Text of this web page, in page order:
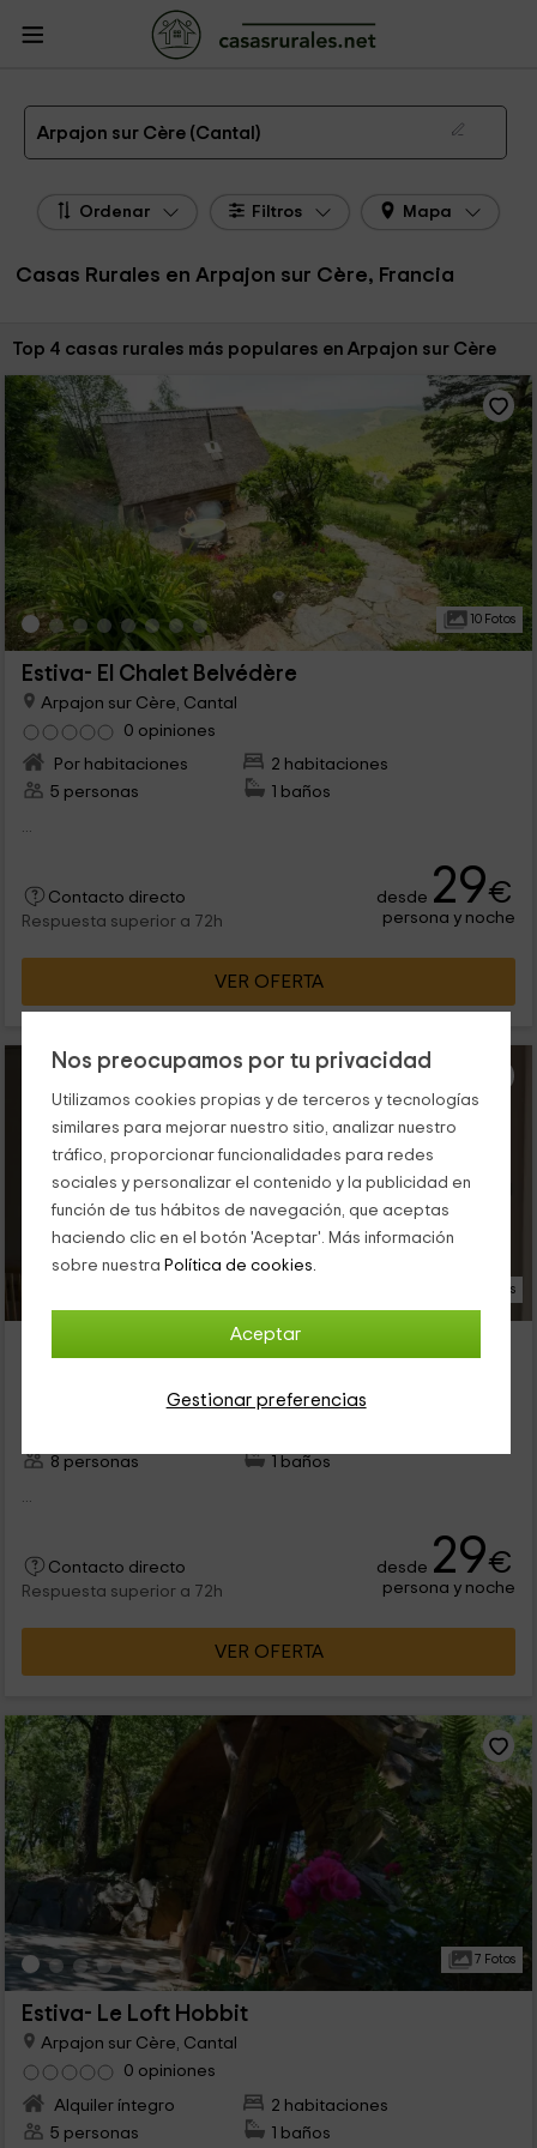
Nos preocupamos por tu privacidad
Utilizamos cookies propias y de terceros y tecnologías
similares para mejorar nuestro sitio, analizar nuestro
tráfico, proporcionar funcionalidades para redes
sociales y personalizar el contenido y la publicidad en
función de tus hábitos de navegación, que aceptas
haciendo clic en el botón 'Aceptar'. Más información
sobre nuestra Política de cookies.
Aceptar
Gestionar preferencias
Casas Rurales Francia
Rurales Cantal
Casas Rurales Arpajon sur Cère
Las 4 mejores casas rurales en Arpajon sur Cère de 2026
Arpajon sur Cère (Cantal)
Ordenar Filtros Mapa
Casas Rurales en Arpajon sur Cère, Francia
Ordenar por:
Top 4 casas rurales más populares en Arpajon sur Cère
10 Fotos
Estiva- El Chalet Belvédère
Arpajon sur Cère, Cantal
0 opiniones
Por habitaciones
2 habitaciones
5 personas
1 baños
...
Contacto directo
Respuesta superior a 72h
desde 29€
persona y noche
VER OFERTA
8 Fotos
Estiva- Le Chalet Céleste
0 opiniones
8 personas
1 baños
...
Contacto directo
Respuesta superior a 72h
desde 29€
persona y noche
VER OFERTA
7 Fotos
Estiva- Le Loft Hobbit
Arpajon sur Cère, Cantal
0 opiniones
Alquiler íntegro
2 habitaciones
5 personas
1 baños